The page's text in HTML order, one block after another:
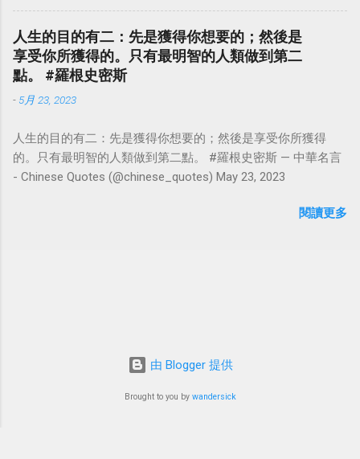
人生的目的有二：先是獲得你想要的；然後是
享受你所獲得的。只有最明智的人類做到第二
點。 #羅根史密斯
- 5月 23, 2023
人生的目的有二：先是獲得你想要的；然後是享受你所獲得
的。只有最明智的人類做到第二點。 #羅根史密斯 — 中華名言
- Chinese Quotes (@chinese_quotes) May 23, 2023
閱讀更多
由 Blogger 提供
Brought to you by wandersick